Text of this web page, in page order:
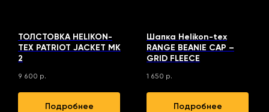
ТОЛСТОВКА HELIKON-
TEX PATRIOT JACKET MK
2
9 600 р.
Подробнее
Шапка Helikon-tex
RANGE BEANIE CAP –
GRID FLEECE
1 650 р.
Подробнее